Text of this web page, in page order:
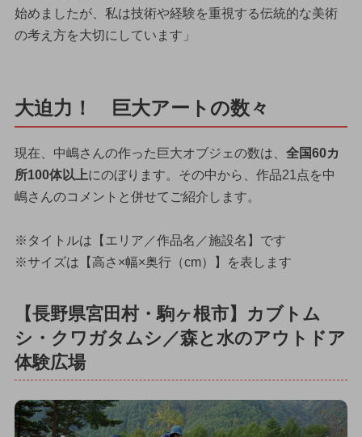
始めましたが、私は技術や経験を重視する伝統的な美術
の考え方を大切にしています」
大迫力！ 巨大アートの数々
現在、中嶋さんの作った巨大オブジェの数は、 全国60カ
所100体以上にのぼります。その中から、作品21点を中
嶋さんのコメントと併せてご紹介します。
※タイトルは【エリア／作品名／施設名】です
※サイズは【高さ×幅×奥行（cm）】を表します
【長野県宮田村・駒ヶ根市】カブトム
シ・クワガタムシ／森と水のアウトドア
体験広場